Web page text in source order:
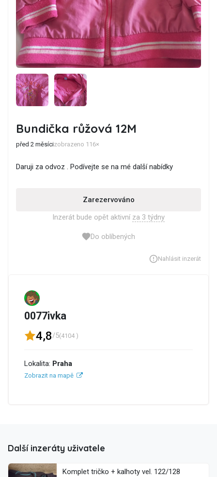
Bundička růžová 12M
před 2 měsícizobrazeno 116×
Daruji za odvoz . Podívejte se na mé další nabídky
Zarezervováno
Inzerát bude opět aktivní za 3 týdny
Do oblíbených
Nahlásit inzerát
0077ivka
4,8/5(4104 )
Lokalita: Praha
Zobrazit na mapě
Další inzeráty uživatele
Komplet tričko + kalhoty vel. 122/128